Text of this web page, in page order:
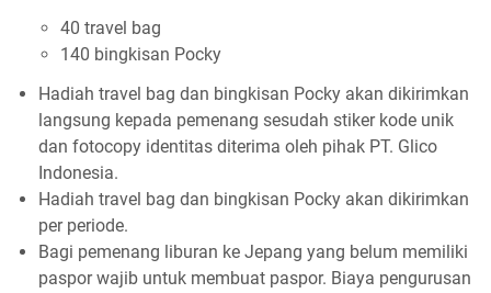
40 travel bag
140 bingkisan Pocky
Hadiah travel bag dan bingkisan Pocky akan dikirimkan
langsung kepada pemenang sesudah stiker kode unik
dan fotocopy identitas diterima oleh pihak PT. Glico
Indonesia.
Hadiah travel bag dan bingkisan Pocky akan dikirimkan
per periode.
Bagi pemenang liburan ke Jepang yang belum memiliki
paspor wajib untuk membuat paspor. Biaya pengurusan